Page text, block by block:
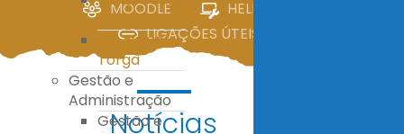
IV
E.S. Miguel
Torga
Gestão e
Administração
Gestão e
MOODLE
HELPDESK
LIGAÇÕES ÚTEIS
Notícias